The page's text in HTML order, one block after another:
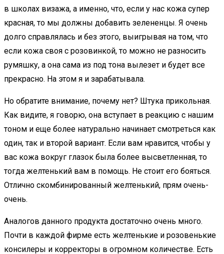
в школах визажа, а именно, что, если у нас кожа супер
красная, то мы должны добавить зелененцы. Я очень
долго справлялась и без этого, выигрывая на том, что
если кожа своя с розовинкой, то можно не разносить
румяшку, а она сама из под тона вылезет и будет все
прекрасно. На этом я и зарабатывала.
Но обратите внимание, почему нет? Штука прикольная.
Как видите, я говорю, она вступает в реакцию с нашим
тоном и еще более натурально начинает смотреться как
один, так и второй вариант. Если вам нравится, чтобы у
вас кожа вокруг глазок была более высветленная, то
тогда желтенький вам в помощь. Не стоит его бояться.
Отлично скомбинированный желтенький, прям очень-
очень.
Аналогов данного продукта достаточно очень много.
Почти в каждой фирме есть желтенькие и розовенькие
консилеры и корректоры в огромном количестве. Есть